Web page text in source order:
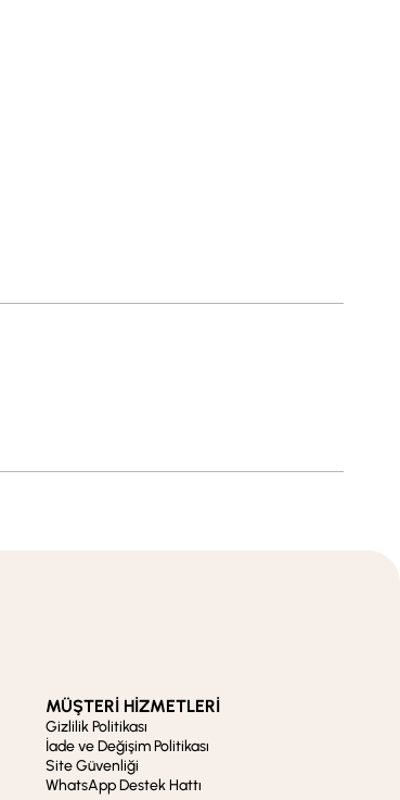
MÜŞTERİ HİZMETLERİ
Gizlilik Politikası
İade ve Değişim Politikası
Site Güvenliği
WhatsApp Destek Hattı